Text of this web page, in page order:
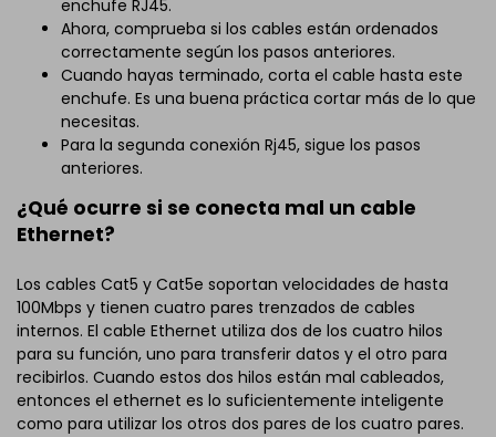
enchufe RJ45.
Ahora, comprueba si los cables están ordenados
correctamente según los pasos anteriores.
Cuando hayas terminado, corta el cable hasta este
enchufe. Es una buena práctica cortar más de lo que
necesitas.
Para la segunda conexión Rj45, sigue los pasos
anteriores.
¿Qué ocurre si se conecta mal un cable
Ethernet?
Los cables Cat5 y Cat5e soportan velocidades de hasta
100Mbps y tienen cuatro pares trenzados de cables
internos. El cable Ethernet utiliza dos de los cuatro hilos
para su función, uno para transferir datos y el otro para
recibirlos. Cuando estos dos hilos están mal cableados,
entonces el ethernet es lo suficientemente inteligente
como para utilizar los otros dos pares de los cuatro pares.